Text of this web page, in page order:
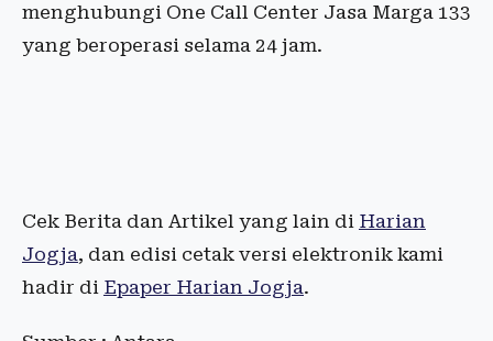
menghubungi One Call Center Jasa Marga 133
yang beroperasi selama 24 jam.
Cek Berita dan Artikel yang lain di Harian
Jogja, dan edisi cetak versi elektronik kami
hadir di Epaper Harian Jogja.